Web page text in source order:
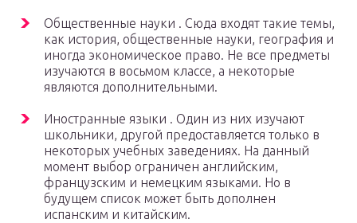
Общественные науки . Сюда входят такие темы,
как история, общественные науки, география и
иногда экономическое право. Не все предметы
изучаются в восьмом классе, а некоторые
являются дополнительными.
Иностранные языки . Один из них изучают
школьники, другой предоставляется только в
некоторых учебных заведениях. На данный
момент выбор ограничен английским,
французским и немецким языками. Но в
будущем список может быть дополнен
испанским и китайским.